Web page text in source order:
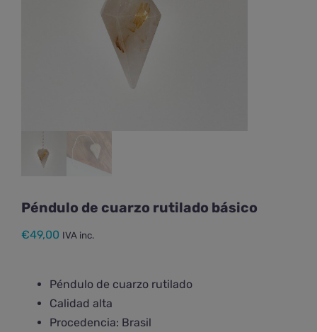
Péndulo de cuarzo rutilado básico
€49,00 IVA inc.
Péndulo de cuarzo rutilado
Calidad alta
Procedencia: Brasil